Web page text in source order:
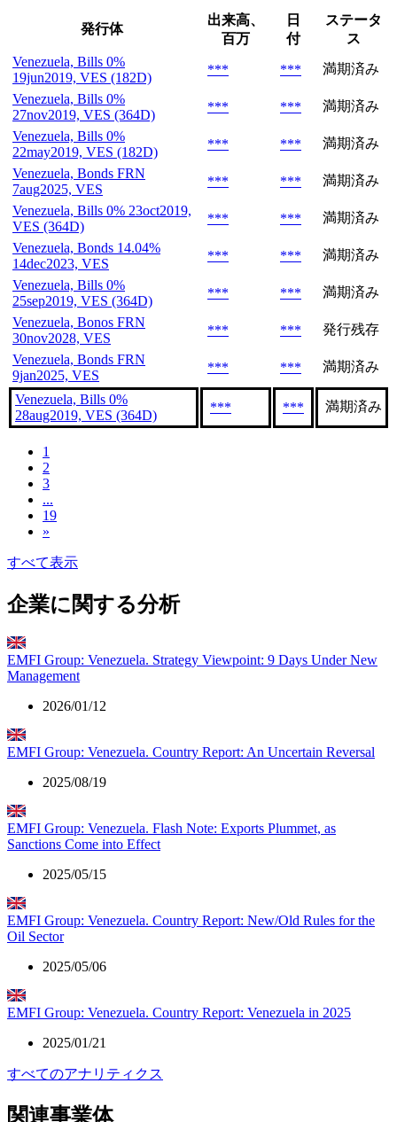
発行体
出来高、
百万
日
付
ステータ
ス
Venezuela, Bills 0%
19jun2019, VES (182D)
*** ***
満期済み
Venezuela, Bills 0%
27nov2019, VES (364D)
*** ***
満期済み
Venezuela, Bills 0%
22may2019, VES (182D)
*** ***
満期済み
Venezuela, Bonds FRN
7aug2025, VES
*** ***
満期済み
Venezuela, Bills 0% 23oct2019,
VES (364D)
*** ***
満期済み
Venezuela, Bonds 14.04%
14dec2023, VES
*** ***
満期済み
Venezuela, Bills 0%
25sep2019, VES (364D)
*** ***
満期済み
Venezuela, Bonos FRN
30nov2028, VES
*** ***
発行残存
Venezuela, Bonds FRN
9jan2025, VES
*** *** 満期済み
Venezuela, Bills 0%
28aug2019, VES (364D)
*** *** 満期済み
1
2
3
...
19
»
すべて表示
企業に関する分析
EMFI Group: Venezuela. Strategy Viewpoint: 9 Days Under New
Management
2026/01/12
EMFI Group: Venezuela. Country Report: An Uncertain Reversal
2025/08/19
EMFI Group: Venezuela. Flash Note: Exports Plummet, as
Sanctions Come into Effect
2025/05/15
EMFI Group: Venezuela. Country Report: New/Old Rules for the
Oil Sector
2025/05/06
EMFI Group: Venezuela. Country Report: Venezuela in 2025
2025/01/21
すべてのアナリティクス
関連事業体